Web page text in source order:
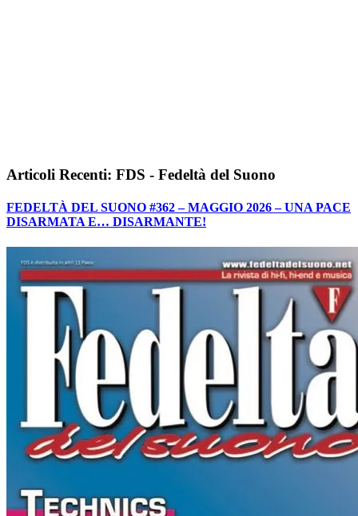
Articoli Recenti: FDS - Fedeltà del Suono
FEDELTÀ DEL SUONO #362 – MAGGIO 2026 – UNA PACE
DISARMATA E… DISARMANTE!